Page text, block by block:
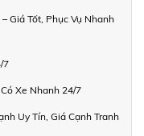
Giá Tốt, Phục Vụ Nhanh
7
Xe Nhanh 24/7
Uy Tín, Giá Cạnh Tranh